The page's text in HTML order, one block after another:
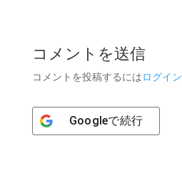
コメントを送信
コメントを投稿するにはログイン
Googleで続行